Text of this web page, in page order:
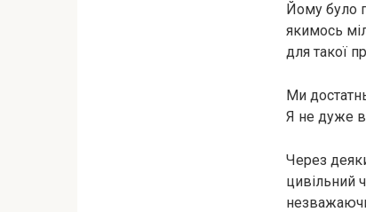
Йому було
якимось
для такої
Ми
Я не дуже
Через
цивільний